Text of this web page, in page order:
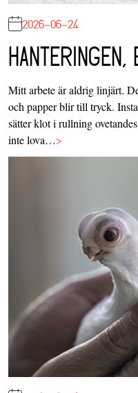
2026-06-24
HANTERINGEN,
Mitt arbete är aldrig linjärt.
och papper blir till tryck.
sätter klot i rullning
inte lova…>